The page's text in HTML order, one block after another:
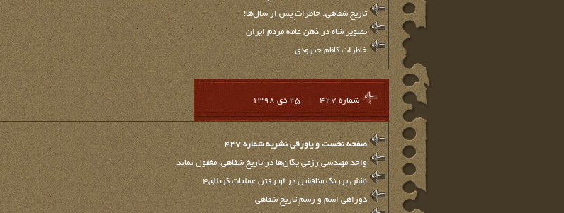
تاریخ شفاهی: خاطراتِ پس از سال‌ها!
تصویر شاه در ذهن عامه مردم ایران
خاطرات کاظم جیرودی
شماره 427
صفحه نخست و پاورقي نشريه شماره 427
واحد مهندسی رزمی یگان‌ها در تاریخ شفاهی، مغفول نماند
نقش پررنگ منافقین در لو رفتن عملیات کربلای4
دوراهی اسم و رسمِ تاریخ شفاهی